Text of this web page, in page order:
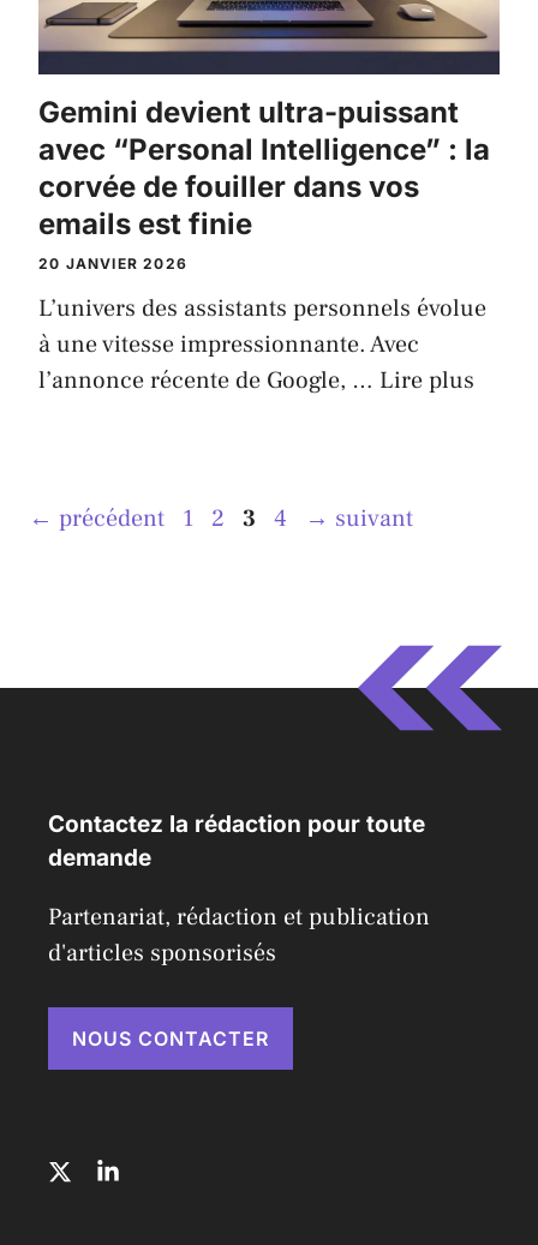
Gemini devient ultra-puissant
avec “Personal Intelligence” : la
corvée de fouiller dans vos
emails est finie
20 JANVIER 2026
L’univers des assistants personnels évolue
à une vitesse impressionnante. Avec
l’annonce récente de Google, … Lire plus
← précédent Page
1 Page
2 Page
3 Page
4 → suivant
Contactez la rédaction pour toute
demande
Partenariat, rédaction et publication
d'articles sponsorisés
NOUS CONTACTER